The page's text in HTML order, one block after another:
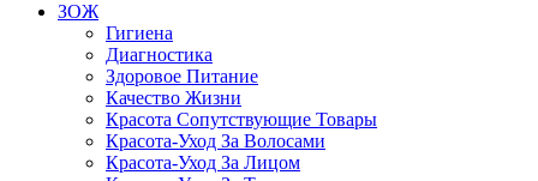
ЗОЖ
Гигиена
Диагностика
Здоровое Питание
Качество Жизни
Красота Сопутствующие Товары
Красота-Уход За Волосами
Красота-Уход За Лицом